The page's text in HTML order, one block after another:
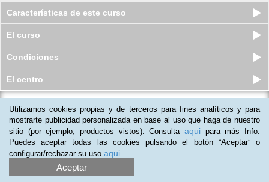
Características de este curso
El curso
Condiciones
El centro
Masterpack Fotografía y
Tratamiento de Imagen
Plazas disponibles
$285.000 ars $50.406ars
Utilizamos cookies propias y de terceros para fines analíticos y para
mostrarte publicidad personalizada en base al uso que haga de nuestro
sitio (por ejemplo, productos vistos). Consulta aqui para más Info.
Puedes aceptar todas las cookies pulsando el botón “Aceptar” o
configurar/rechazar su uso aqui
Aceptar